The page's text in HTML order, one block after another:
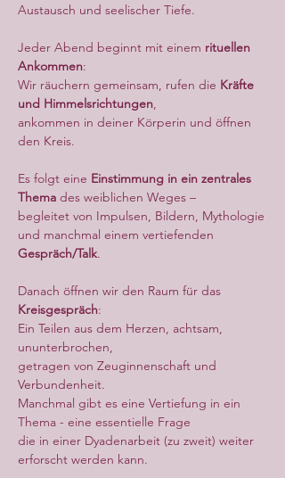
Austausch und seelischer Tiefe.
Jeder Abend beginnt mit einem rituellen
Ankommen:
Wir räuchern gemeinsam, rufen die Kräfte
und Himmelsrichtungen,
ankommen in deiner Körperin und öffnen
den Kreis.
Es folgt eine Einstimmung in ein zentrales
Thema des weiblichen Weges –
begleitet von Impulsen, Bildern, Mythologie
und manchmal einem vertiefenden
Gespräch/Talk.
Danach öffnen wir den Raum für das
Kreisgespräch:
Ein Teilen aus dem Herzen, achtsam,
ununterbrochen,
getragen von Zeuginnenschaft und
Verbundenheit.
Manchmal gibt es eine Vertiefung in ein
Thema - eine essentielle Frage
die in einer Dyadenarbeit (zu zweit) weiter
erforscht werden kann.